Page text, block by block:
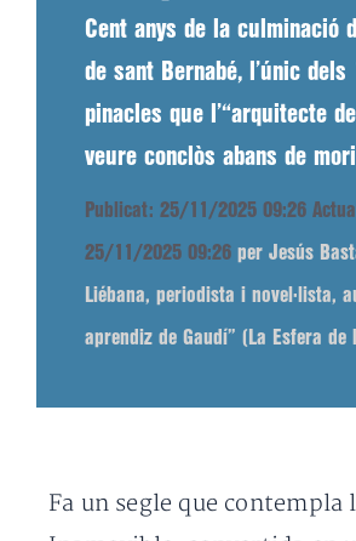
Cent anys de la culminació
de sant Bernabé, l’únic dels
pinacles que l’“arquitecte
veure conclòs abans de
Publicat: 25/11/2025 09:26
25/11/2025 09:26 per Jesús
Liébana, periodista i novel·lista,
aprendiz de Gaudí” (La Esfera de
Fa un segle que